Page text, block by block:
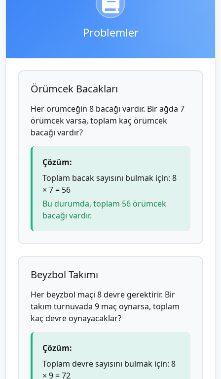
Problemler
Örümcek Bacakları
Her örümceğin 8 bacağı vardır. Bir ağda 7
örümcek varsa, toplam kaç örümcek
bacağı vardır?
Çözüm:
Toplam bacak sayısını bulmak için: 8
× 7 = 56
Bu durumda, toplam 56 örümcek
bacağı vardır.
Beyzbol Takımı
Her beyzbol maçı 8 devre gerektirir. Bir
takım turnuvada 9 maç oynarsa, toplam
kaç devre oynayacaklar?
Çözüm:
Toplam devre sayısını bulmak için: 8
× 9 = 72